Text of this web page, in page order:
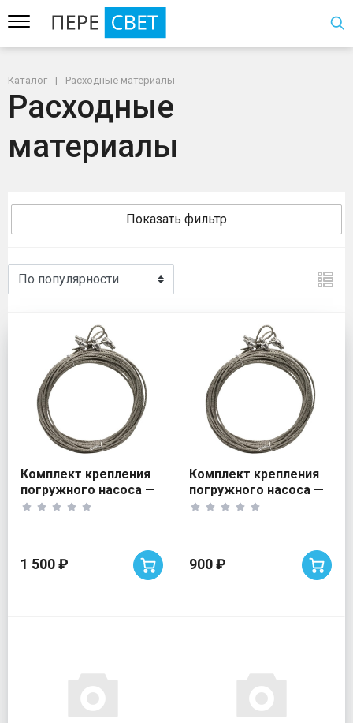
Каталог Расходные материалы
Расходные
материалы
Показать фильтр
Расходные материалы
Комплект крепления
погружного насоса —
50 м
1 500 ₽
Комплект крепления
погружного насоса —
25 м
900 ₽